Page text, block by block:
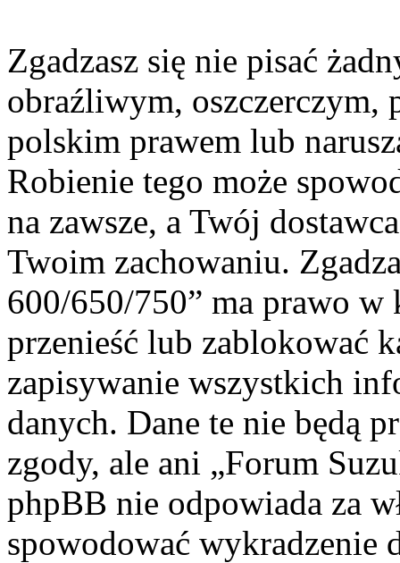
Zgadzasz się nie pisać
obraźliwym, oszczerczym,
polskim prawem lub
Robienie tego może
na zawsze, a Twój
Twoim zachowaniu.
600/650/750” ma prawo
przenieść lub zablokować
zapisywanie wszystkich
danych. Dane te nie będą
zgody, ale ani „Forum
phpBB nie odpowiada za
spowodować wykradzenie